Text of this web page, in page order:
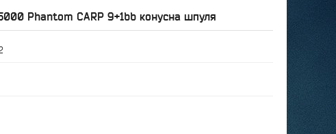
Phantom CARP 9+1bb конусна шпуля